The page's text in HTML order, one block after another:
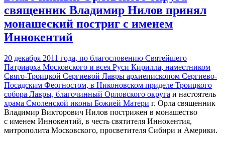
священник Владимир Нилов принял
монашеский постриг с именем
Иннокентий
20 декабря 2011 года, по благословению Святейшего
Патриарха Московского и всея Руси Кирилла, наместником
Свято-Троицкой Сергиевой Лавры архиепископом Сергиево-
Посадским Феогностом, в Никоновском приделе Троицкого
собора Лавры, благочинный Орловского округа и настоятель
храма Смоленской иконы Божией Матери г. Орла священник
Владимир Викторович Нилов пострижен в монашество
с именем Иннокентий, в честь святителя Иннокентия,
митрополита Московского, просветителя Сибири и Америки.